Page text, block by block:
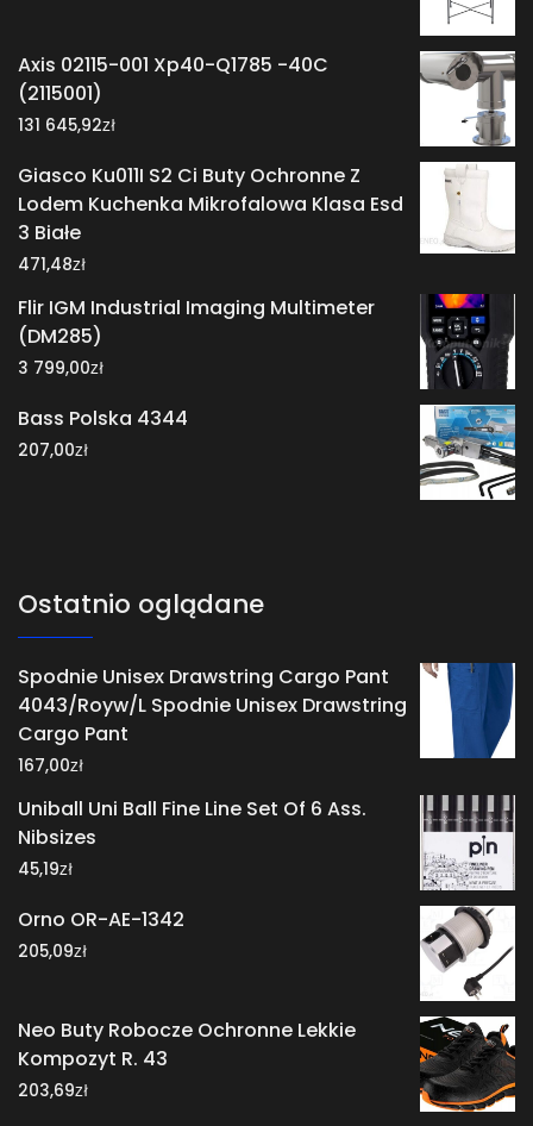
Axis 02115-001 Xp40-Q1785 -40C
(2115001)
131 645,92zł
Giasco Ku011I S2 Ci Buty Ochronne Z
Lodem Kuchenka Mikrofalowa Klasa Esd
3 Białe
471,48zł
Flir IGM Industrial Imaging Multimeter
(DM285)
3 799,00zł
Bass Polska 4344
207,00zł
Ostatnio oglądane
Spodnie Unisex Drawstring Cargo Pant
4043/Royw/L Spodnie Unisex Drawstring
Cargo Pant
167,00zł
Uniball Uni Ball Fine Line Set Of 6 Ass.
Nibsizes
45,19zł
Orno OR-AE-1342
205,09zł
Neo Buty Robocze Ochronne Lekkie
Kompozyt R. 43
203,69zł